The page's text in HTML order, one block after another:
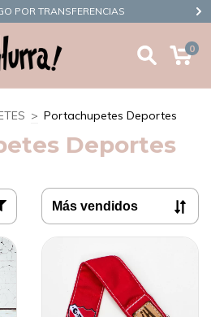
POR TRANSFERENCIAS
0
> Portachupetes Deportes
Deportes